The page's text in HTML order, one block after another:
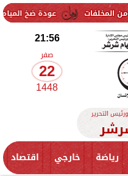
عودة ضخ المياه تدريجيًا لمناطق
21:56
صفر
22
1448
التحرير
رياضة خارجي اقتصاد